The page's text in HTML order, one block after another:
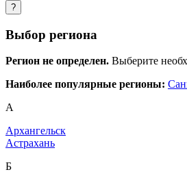
?
Выбор региона
Регион не определен. Выберите
Наиболее популярные регионы:
А
Архангельск
Астрахань
Б